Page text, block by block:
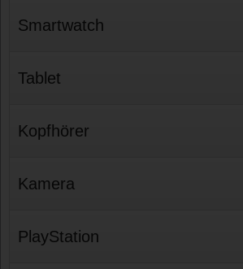
Smartwatch
Tablet
Kopfhörer
Kamera
PlayStation